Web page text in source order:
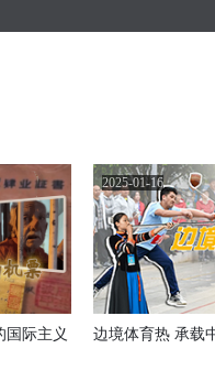
国际主义
2025-01-16
边境体育热 承载